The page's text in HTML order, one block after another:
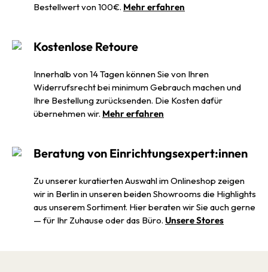
Bestellwert von 100€. Mehr erfahren
Kostenlose Retoure
Innerhalb von 14 Tagen können Sie von Ihren
Widerrufsrecht bei minimum Gebrauch machen und
Ihre Bestellung zurücksenden. Die Kosten dafür
übernehmen wir. Mehr erfahren
Beratung von Einrichtungsexpert:innen
Zu unserer kuratierten Auswahl im Onlineshop zeigen
wir in Berlin in unseren beiden Showrooms die Highlights
aus unserem Sortiment. Hier beraten wir Sie auch gerne
— für Ihr Zuhause oder das Büro. Unsere Stores